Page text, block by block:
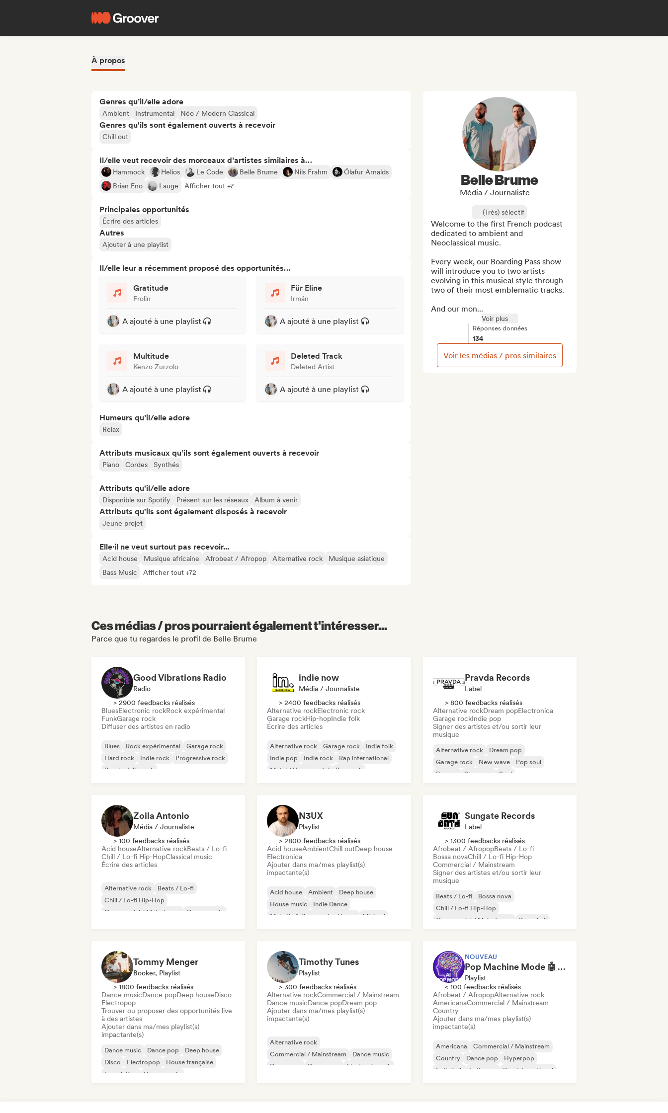
À propos
Genres qu’il/elle adore
Ambient Instrumental Néo / Modern Classical
Genres qu'ils sont également ouverts à recevoir
Chill out
Il/elle veut recevoir des morceaux d’artistes similaires à…
Hammock Helios Le Code Belle Brume Nils Frahm
Ólafur Arnalds
Brian Eno
Lauge Afficher tout +7
Principales opportunités
Écrire des articles
Autres
Ajouter à une playlist
Il/elle leur a récemment proposé des opportunités…
Gratitude
Frolin
A ajouté à une playlist
Für Eline
Irmán
A ajouté à une playlist
Multitude
Kenzo Zurzolo
A ajouté à une playlist
Deleted Track
Deleted Artist
A ajouté à une playlist
Humeurs qu’il/elle adore
Relax
Attributs musicaux qu’ils sont également ouverts à recevoir
Piano Cordes Synthés
Attributs qu'il/elle adore
Disponible sur Spotify Présent sur les réseaux Album à venir
Attributs qu'ils sont également disposés à recevoir
Jeune projet
Elle·il ne veut surtout pas recevoir...
Acid house Musique africaine Afrobeat / Afropop Alternative rock
Musique asiatique
Bass Music
Afficher tout +72
Belle Brume
Média / Journaliste
(Très) sélectif
Welcome to the first French podcast
dedicated to ambient and
Neoclassical music.
Every week, our Boarding Pass show
will introduce you to two artists
evolving in this musical style through
two of their most emblematic tracks.
And our mon...
Voir plus
Réponses données
134
Voir les médias / pros similaires
Ces médias / pros pourraient également t'intéresser...
Parce que tu regardes le profil de Belle Brume
Good Vibrations Radio
Radio
> 2900 feedbacks réalisés
BluesElectronic rockRock expérimental
FunkGarage rock
Diffuser des artistes en radio
Blues Rock expérimental
Garage rock
Hard rock
Indie rock
Progressive rock
Psychedelic rock
indie now
Média / Journaliste
> 2400 feedbacks réalisés
Alternative rockElectronic rock
Garage rockHip-hopIndie folk
Écrire des articles
Alternative rock Garage rock
Indie folk
Indie pop
Indie rock
Rap international
Metal / Heavy metal
Pop rock
Pravda Records
Label
> 800 feedbacks réalisés
Alternative rockDream popElectronica
Garage rockIndie pop
Signer des artistes et/ou sortir leur
musique
Alternative rock
Dream pop
Garage rock
New wave
Pop soul
Reggae
Shoegaze Soul
Zoila Antonio
Média / Journaliste
> 100 feedbacks réalisés
Acid houseAlternative rockBeats / Lo-fi
Chill / Lo-fi Hip-HopClassical music
Écrire des articles
Alternative rock
Beats / Lo-fi
Chill / Lo-fi Hip-Hop
Commercial / Mainstream
Dance music
N3UX
Playlist
> 2800 feedbacks réalisés
Acid houseAmbientChill outDeep house
Electronica
Ajouter dans ma/mes playlist(s)
impactante(s)
Acid house Ambient
Deep house
House music
Indie Dance
Melodic & Progressive House
Minimal
Sungate Records
Label
> 1300 feedbacks réalisés
Afrobeat / AfropopBeats / Lo-fi
Bossa novaChill / Lo-fi Hip-Hop
Commercial / Mainstream
Signer des artistes et/ou sortir leur
musique
Beats / Lo-fi
Bossa nova
Chill / Lo-fi Hip-Hop
Commercial / Mainstream
Dancehall
Tommy Menger
Booker, Playlist
> 1800 feedbacks réalisés
Dance musicDance popDeep houseDisco
Electropop
Trouver ou proposer des opportunités live
à des artistes
Ajouter dans ma/mes playlist(s)
impactante(s)
Dance music Dance pop
Deep house
Disco
Electropop
House française
French Pop
House music
Timothy Tunes
Playlist
> 300 feedbacks réalisés
Alternative rockCommercial / Mainstream
Dance musicDance popDream pop
Ajouter dans ma/mes playlist(s)
impactante(s)
Alternative rock
Commercial / Mainstream
Dance music
Dance pop
Dream pop
Electronic rock
NOUVEAU
Pop Machine Mode 🤖 AI Music, Indie Pop & Dream Pop
Playlist
< 100 feedbacks réalisés
Afrobeat / AfropopAlternative rock
AmericanaCommercial / Mainstream
Country
Ajouter dans ma/mes playlist(s)
impactante(s)
Americana
Commercial / Mainstream
Country
Dance pop
Hyperpop
Indie folk
Indie pop Pop international